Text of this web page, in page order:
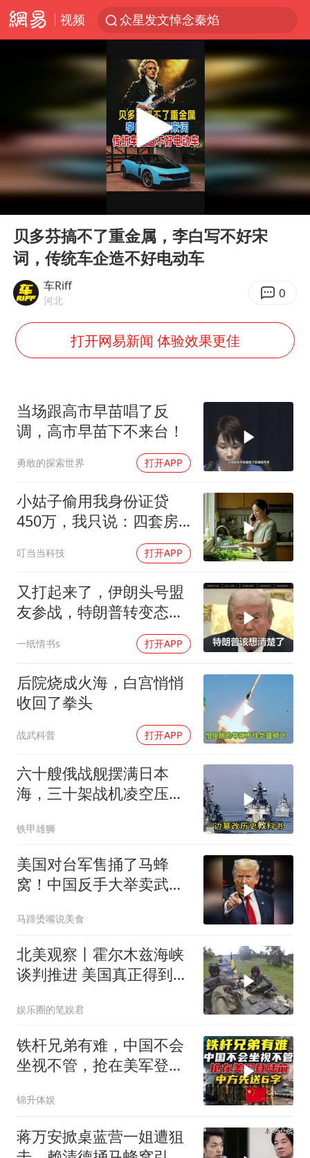
视频
众星发文悼念秦焰
“还不如不放假”
独闯南太行失联女子遗体已找到
白海豚突然大拐弯 走出罕见路线
大连一起飞航班因乘客可乐爆瓶折返
武契奇：欧洲已处于大战边缘
女孩每天“拼豆”拼坏眼睛
下党之路
Play
00:00 03:59
贝多芬搞不了重金属，李白写不好宋
词，传统车企造不好电动车
车Riff
河北 0
打开网易新闻 体验效果更佳
当场跟高市早苗唱了反
调，高市早苗下不来台！
勇敢的探索世界 打开APP
小姑子偷用我身份证贷
450万，我只说：四套房
叮当当科技 打开APP
又打起来了，伊朗头号盟
友参战，特朗普转变态
度，英法德俄选边站
一纸情书s 打开APP
后院烧成火海，白宫悄悄
收回了拳头
战武科普 打开APP
六十艘俄战舰摆满日本
海，三十架战机凌空压
了
铁甲雄狮
美国对台军售捅了马蜂
窝！中国反手大举卖武
马蹄烫嘴说美食
北美观察丨霍尔木兹海峡
谈判推进 美国真正得到了
娱乐圈的笔娱君
铁杆兄弟有难，中国不会
坐视不管，抢在美军登陆
锦升体娱
蒋万安掀桌蓝营一姐遭狙